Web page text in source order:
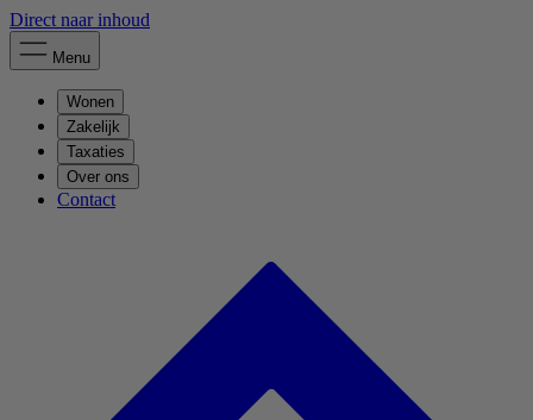
Direct naar inhoud
Menu
Wonen
Zakelijk
Taxaties
Over ons
Contact